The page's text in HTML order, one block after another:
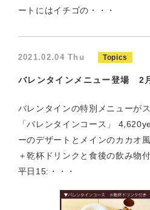
ートにはイチゴの・・・
2021.02.04 Thu Topics
バレンタインメニュー登場 2
バレンタインの特別メニューが
「バレンタインコース」
ーのデザートとメインのカカオ
＋乾杯ドリンクと食後の飲み物
平日15:・・・